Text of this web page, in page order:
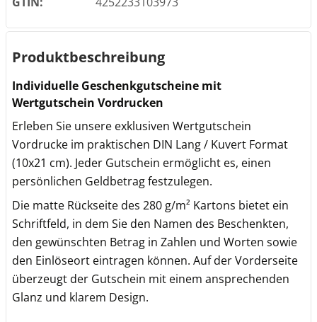
Produktbeschreibung
Individuelle Geschenkgutscheine mit
Wertgutschein Vordrucken
Erleben Sie unsere exklusiven Wertgutschein
Vordrucke im praktischen DIN Lang / Kuvert Format
(10x21 cm). Jeder Gutschein ermöglicht es, einen
persönlichen Geldbetrag festzulegen.
Die matte Rückseite des 280 g/m² Kartons bietet ein
Schriftfeld, in dem Sie den Namen des Beschenkten,
den gewünschten Betrag in Zahlen und Worten sowie
den Einlöseort eintragen können. Auf der Vorderseite
überzeugt der Gutschein mit einem ansprechenden
Glanz und klarem Design.